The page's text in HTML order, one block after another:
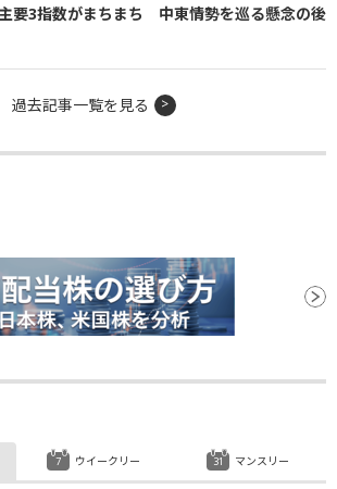
主要3指数がまちまち 中東情勢を巡る懸念の後
過去記事一覧を見る
ウイークリー マンスリー